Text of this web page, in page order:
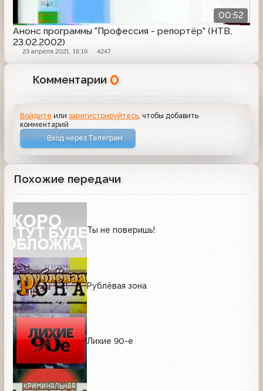
00:52
Анонс программы "Профессия - репортёр" (НТВ,
23.02.2002)
23 апреля 2021, 16:19 4247
Комментарии 0
Войдите илизарегистрируйтесь, чтобы добавить
комментарий
Вход через Телеграм
Похожие передачи
Ты не поверишь!
Рублёвая зона
Лихие 90-е